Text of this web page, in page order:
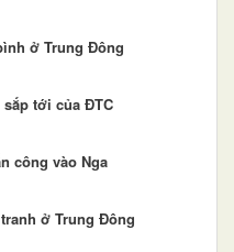
ở Trung Đông
tới của ĐTC
công vào Nga
ở Trung Đông